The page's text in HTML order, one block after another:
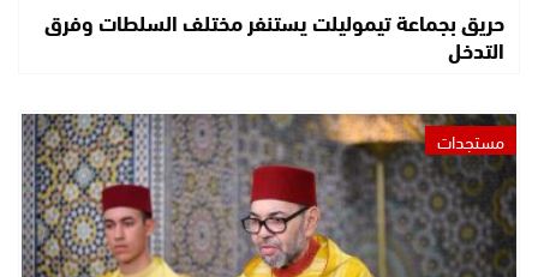
حريق بجماعة تيموليلت يستنفر مختلف السلطات وفرق
التدخل
مستجدات